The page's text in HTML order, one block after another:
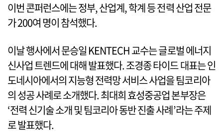
이번 콘퍼런스에는 정부, 산업계, 학계 등 전력 산업 전문
가 200여 명이 참석했다.
이날 행사에서 문승일 KENTECH 교수는 글로벌 에너지
신사업 트렌드에 대해 발표했다. 조경종 타이드 대표는 인
도네시아에서의 지능형 전력망 서비스 사업을 팀코리아
의 성공 사례로 소개했다. 최대희 효성중공업 본부장은
‘전력 신기술 소개 및 팀코리아 동반 진출 사례’라는 주제
로 발표했다.